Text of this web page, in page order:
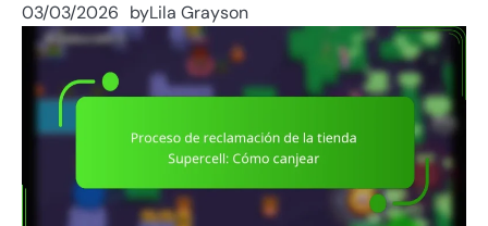
03/03/2026 byLila Grayson